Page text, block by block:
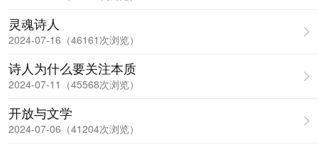
灵魂诗人
2024-07-16（46161次浏览）
诗人为什么要关注本质
2024-07-11（45568次浏览）
开放与文学
2024-07-06（41204次浏览）